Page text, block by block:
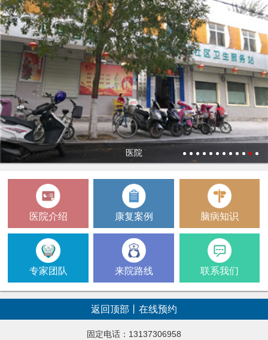
1 2 3 4 5 6 7 8 9 101112
医院
医院介绍 康复案例 脑病知识
专家团队 来院路线 联系我们
返回顶部 在线预约
固定电话：13137306958